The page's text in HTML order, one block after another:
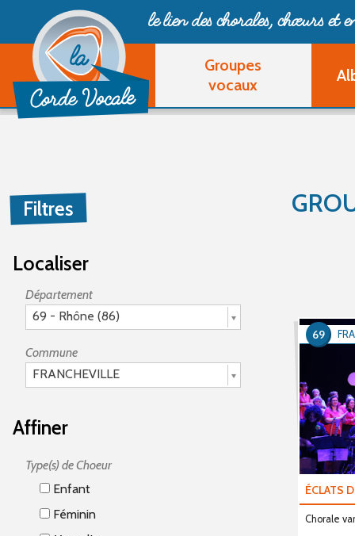
le lien des chorales, chœurset
Groupes
vocaux
Filtres
Localiser
Département
69 - Rhône (86)
Commune
FRANCHEVILLE
Affiner
Type(s) de Choeur
Enfant
Féminin
ÉCLATS
Chorale
69